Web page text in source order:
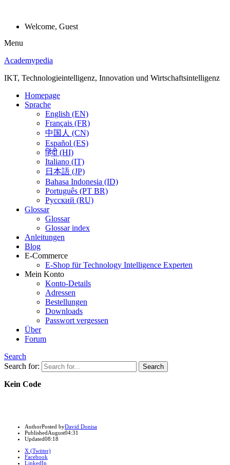
Welcome, Guest
Menu
Academypedia
IKT, Technologieintelligenz, Innovation und Wirtschaftsintelligenz
Homepage
Sprache
English (EN)
Français (FR)
中国人 (CN)
Español (ES)
हिंदी (HI)
Italiano (IT)
日本語 (JP)
Bahasa Indonesia (ID)
Português (PT BR)
Pусский (RU)
Glossar
Glossar
Glossar index
Anleitungen
Blog
E-Commerce
E-Shop für Technology Intelligence Experten
Mein Konto
Konto-Details
Adressen
Bestellungen
Downloads
Passwort vergessen
Über
Forum
Search
Search for:
Kein Code
AuthorPosted byDavid Donisa
PublishedAugust04:31
Updated08:18
X (Twitter)
Facebook
LinkedIn